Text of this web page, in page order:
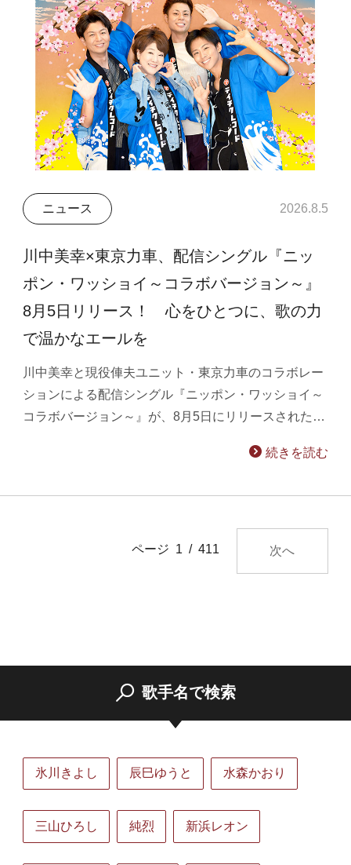
ニュース 2026.8.5
川中美幸×東京力車、配信シングル『ニッ
ポン・ワッショイ～コラボバージョン～』
8月5日リリース！ 心をひとつに、歌の力
で温かなエールを
川中美幸と現役俥夫ユニット・東京力車のコラボレー
ションによる配信シングル『ニッポン・ワッショイ～
コラボバージョン～』が、8月5日にリリースされた…
続きを読む
ページ 1 / 411 次へ
歌手名で検索
氷川きよし 辰巳ゆうと 水森かおり
三山ひろし 純烈 新浜レオン